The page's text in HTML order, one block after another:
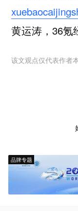
黄运涛，36氪
该文观点仅代表作者
品牌专题